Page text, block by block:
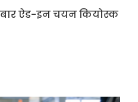
बार ऐड-इन चयन कियोस्क